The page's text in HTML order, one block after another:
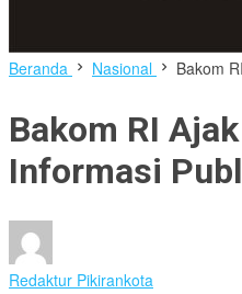
Beranda Nasional Bakom
Bakom RI
Informasi
Redaktur Pikirankota